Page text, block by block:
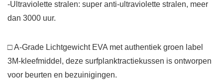
-Ultraviolette stralen: super anti-ultraviolette stralen, meer
dan 3000 uur.
□ A-Grade Lichtgewicht EVA met authentiek groen label
3M-kleefmiddel, deze surfplanktractiekussen is ontworpen
voor beurten en bezuinigingen.